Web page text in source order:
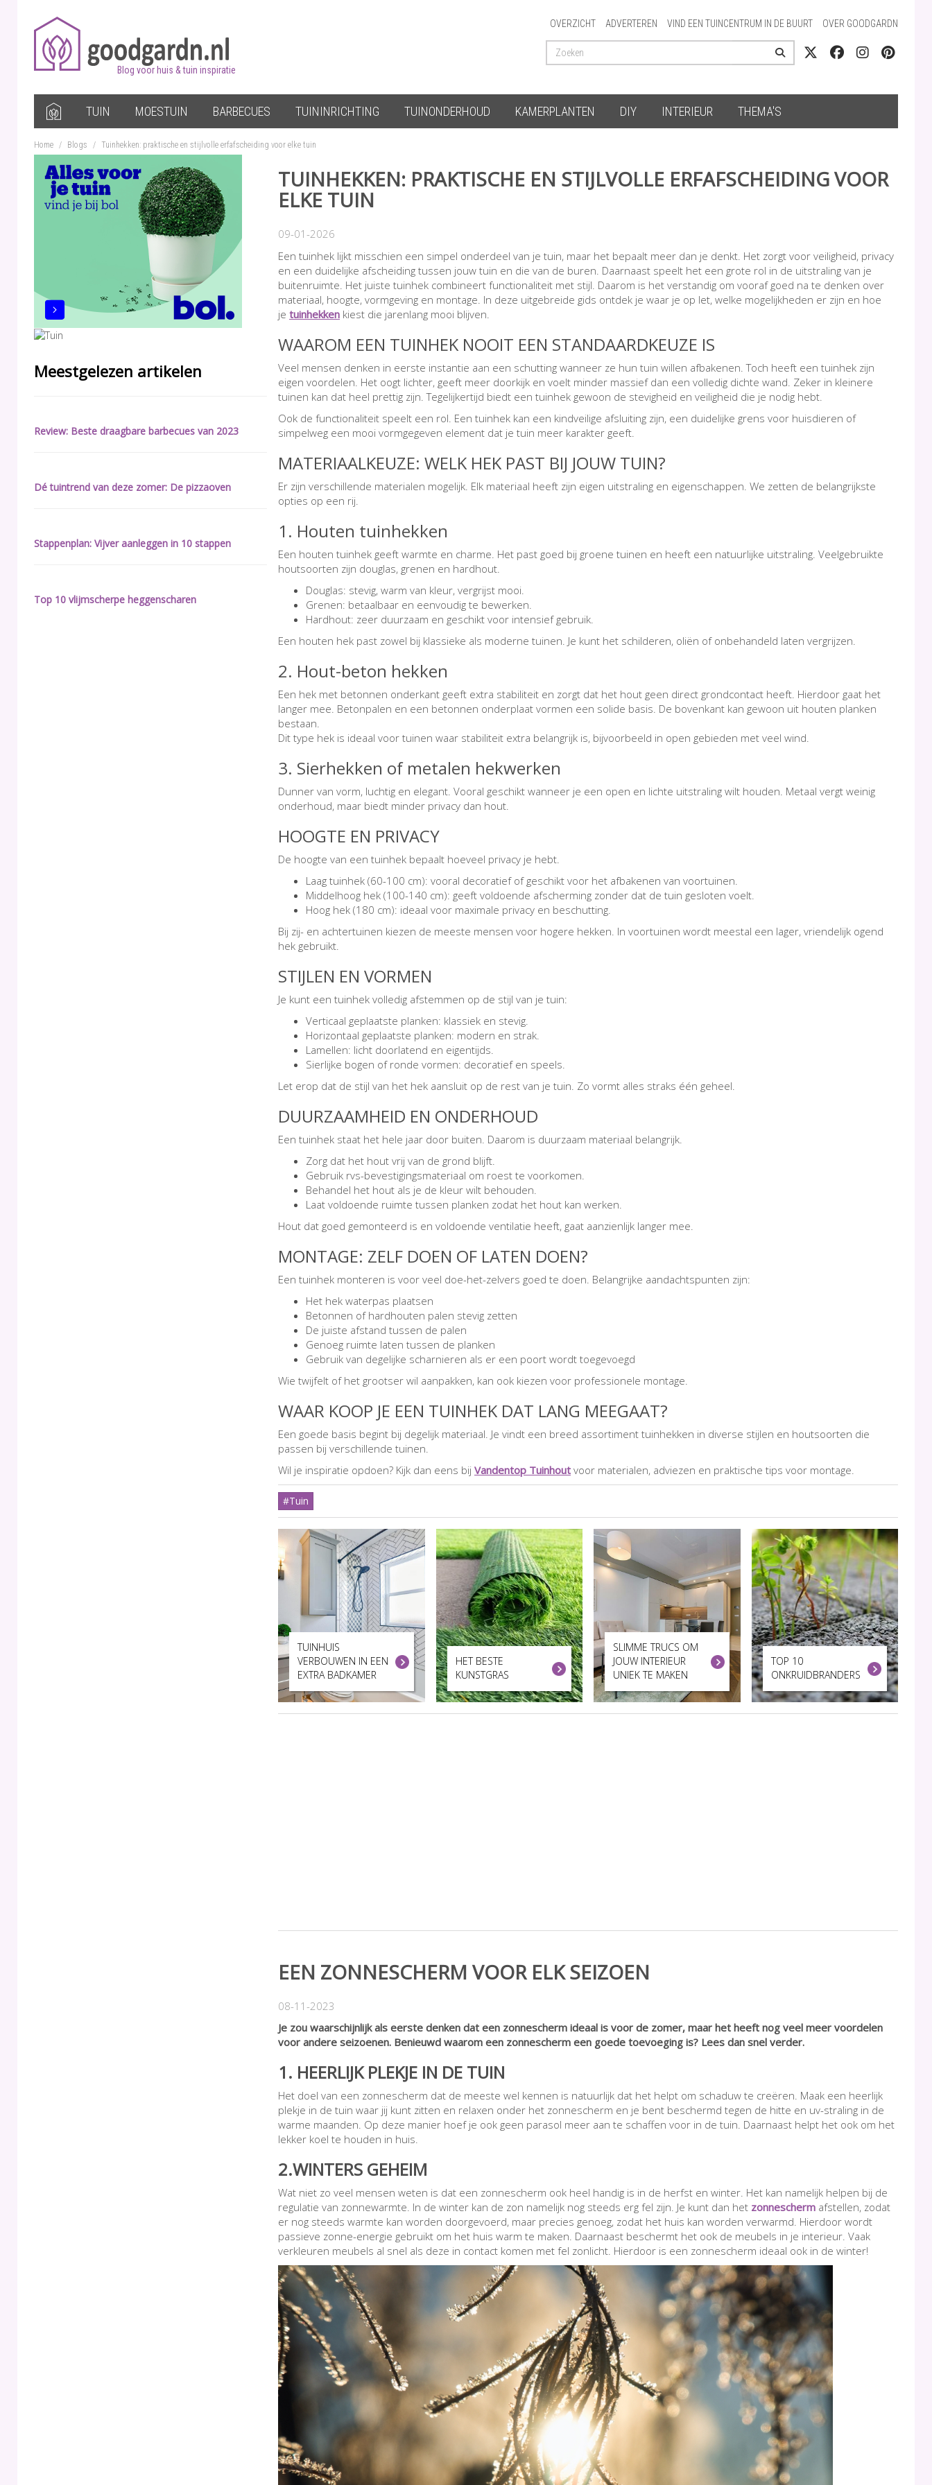
Blog voor huis & tuin inspiratie
OVERZICHT ADVERTEREN VIND EEN TUINCENTRUM IN DE BUURT OVER GOODGARDN
TUIN MOESTUIN BARBECUES TUININRICHTING TUINONDERHOUD KAMERPLANTEN DIY INTERIEUR THEMA'S
Home / Blogs / Tuinhekken: praktische en stijlvolle erfafscheiding voor elke tuin
Meestgelezen artikelen
Review: Beste draagbare barbecues van 2023
Dé tuintrend van deze zomer: De pizzaoven
Stappenplan: Vijver aanleggen in 10 stappen
Top 10 vlijmscherpe heggenscharen
TUINHEKKEN: PRAKTISCHE EN STIJLVOLLE ERFAFSCHEIDING VOOR
ELKE TUIN
09-01-2026
Een tuinhek lijkt misschien een simpel onderdeel van je tuin, maar het bepaalt meer dan je denkt. Het zorgt voor veiligheid, privacy
en een duidelijke afscheiding tussen jouw tuin en die van de buren. Daarnaast speelt het een grote rol in de uitstraling van je
buitenruimte. Het juiste tuinhek combineert functionaliteit met stijl. Daarom is het verstandig om vooraf goed na te denken over
materiaal, hoogte, vormgeving en montage. In deze uitgebreide gids ontdek je waar je op let, welke mogelijkheden er zijn en hoe
je tuinhekken kiest die jarenlang mooi blijven.
WAAROM EEN TUINHEK NOOIT EEN STANDAARDKEUZE IS
Veel mensen denken in eerste instantie aan een schutting wanneer ze hun tuin willen afbakenen. Toch heeft een tuinhek zijn
eigen voordelen. Het oogt lichter, geeft meer doorkijk en voelt minder massief dan een volledig dichte wand. Zeker in kleinere
tuinen kan dat heel prettig zijn. Tegelijkertijd biedt een tuinhek gewoon de stevigheid en veiligheid die je nodig hebt.
Ook de functionaliteit speelt een rol. Een tuinhek kan een kindveilige afsluiting zijn, een duidelijke grens voor huisdieren of
simpelweg een mooi vormgegeven element dat je tuin meer karakter geeft.
MATERIAALKEUZE: WELK HEK PAST BIJ JOUW TUIN?
Er zijn verschillende materialen mogelijk. Elk materiaal heeft zijn eigen uitstraling en eigenschappen. We zetten de belangrijkste
opties op een rij.
1. Houten tuinhekken
Een houten tuinhek geeft warmte en charme. Het past goed bij groene tuinen en heeft een natuurlijke uitstraling. Veelgebruikte
houtsoorten zijn douglas, grenen en hardhout.
Douglas: stevig, warm van kleur, vergrijst mooi.
Grenen: betaalbaar en eenvoudig te bewerken.
Hardhout: zeer duurzaam en geschikt voor intensief gebruik.
Een houten hek past zowel bij klassieke als moderne tuinen. Je kunt het schilderen, oliën of onbehandeld laten vergrijzen.
2. Hout-beton hekken
Een hek met betonnen onderkant geeft extra stabiliteit en zorgt dat het hout geen direct grondcontact heeft. Hierdoor gaat het
langer mee. Betonpalen en een betonnen onderplaat vormen een solide basis. De bovenkant kan gewoon uit houten planken
bestaan.
Dit type hek is ideaal voor tuinen waar stabiliteit extra belangrijk is, bijvoorbeeld in open gebieden met veel wind.
3. Sierhekken of metalen hekwerken
Dunner van vorm, luchtig en elegant. Vooral geschikt wanneer je een open en lichte uitstraling wilt houden. Metaal vergt weinig
onderhoud, maar biedt minder privacy dan hout.
HOOGTE EN PRIVACY
De hoogte van een tuinhek bepaalt hoeveel privacy je hebt.
Laag tuinhek (60-100 cm): vooral decoratief of geschikt voor het afbakenen van voortuinen.
Middelhoog hek (100-140 cm): geeft voldoende afscherming zonder dat de tuin gesloten voelt.
Hoog hek (180 cm): ideaal voor maximale privacy en beschutting.
Bij zij- en achtertuinen kiezen de meeste mensen voor hogere hekken. In voortuinen wordt meestal een lager, vriendelijk ogend
hek gebruikt.
STIJLEN EN VORMEN
Je kunt een tuinhek volledig afstemmen op de stijl van je tuin:
Verticaal geplaatste planken: klassiek en stevig.
Horizontaal geplaatste planken: modern en strak.
Lamellen: licht doorlatend en eigentijds.
Sierlijke bogen of ronde vormen: decoratief en speels.
Let erop dat de stijl van het hek aansluit op de rest van je tuin. Zo vormt alles straks één geheel.
DUURZAAMHEID EN ONDERHOUD
Een tuinhek staat het hele jaar door buiten. Daarom is duurzaam materiaal belangrijk.
Zorg dat het hout vrij van de grond blijft.
Gebruik rvs-bevestigingsmateriaal om roest te voorkomen.
Behandel het hout als je de kleur wilt behouden.
Laat voldoende ruimte tussen planken zodat het hout kan werken.
Hout dat goed gemonteerd is en voldoende ventilatie heeft, gaat aanzienlijk langer mee.
MONTAGE: ZELF DOEN OF LATEN DOEN?
Een tuinhek monteren is voor veel doe-het-zelvers goed te doen. Belangrijke aandachtspunten zijn:
Het hek waterpas plaatsen
Betonnen of hardhouten palen stevig zetten
De juiste afstand tussen de palen
Genoeg ruimte laten tussen de planken
Gebruik van degelijke scharnieren als er een poort wordt toegevoegd
Wie twijfelt of het grootser wil aanpakken, kan ook kiezen voor professionele montage.
WAAR KOOP JE EEN TUINHEK DAT LANG MEEGAAT?
Een goede basis begint bij degelijk materiaal. Je vindt een breed assortiment tuinhekken in diverse stijlen en houtsoorten die
passen bij verschillende tuinen.
Wil je inspiratie opdoen? Kijk dan eens bij Vandentop Tuinhout voor materialen, adviezen en praktische tips voor montage.
#Tuin
TUINHUIS
VERBOUWEN IN EEN
EXTRA BADKAMER
HET BESTE
KUNSTGRAS
SLIMME TRUCS OM
JOUW INTERIEUR
UNIEK TE MAKEN
TOP 10
ONKRUIDBRANDERS
EEN ZONNESCHERM VOOR ELK SEIZOEN
08-11-2023
Je zou waarschijnlijk als eerste denken dat een zonnescherm ideaal is voor de zomer, maar het heeft nog veel meer voordelen
voor andere seizoenen. Benieuwd waarom een zonnescherm een goede toevoeging is? Lees dan snel verder.
1. HEERLIJK PLEKJE IN DE TUIN
Het doel van een zonnescherm dat de meeste wel kennen is natuurlijk dat het helpt om schaduw te creëren. Maak een heerlijk
plekje in de tuin waar jij kunt zitten en relaxen onder het zonnescherm en je bent beschermd tegen de hitte en uv-straling in de
warme maanden. Op deze manier hoef je ook geen parasol meer aan te schaffen voor in de tuin. Daarnaast helpt het ook om het
lekker koel te houden in huis.
2.WINTERS GEHEIM
Wat niet zo veel mensen weten is dat een zonnescherm ook heel handig is in de herfst en winter. Het kan namelijk helpen bij de
regulatie van zonnewarmte. In de winter kan de zon namelijk nog steeds erg fel zijn. Je kunt dan het zonnescherm afstellen, zodat
er nog steeds warmte kan worden doorgevoerd, maar precies genoeg, zodat het huis kan worden verwarmd. Hierdoor wordt
passieve zonne-energie gebruikt om het huis warm te maken. Daarnaast beschermt het ook de meubels in je interieur. Vaak
verkleuren meubels al snel als deze in contact komen met fel zonlicht. Hierdoor is een zonnescherm ideaal ook in de winter!